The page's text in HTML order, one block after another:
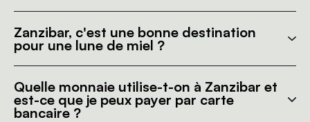
Zanzibar, c'est une bonne destination
pour une lune de miel ?
Quelle monnaie utilise-t-on à Zanzibar et
est-ce que je peux payer par carte
bancaire ?